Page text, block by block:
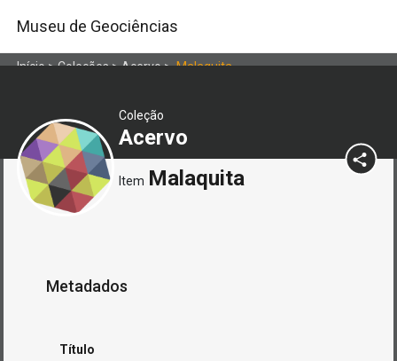
Museu de Geociências
Início>Coleções>Acervo>Malaquita
Coleção
Acervo
Item Malaquita
Metadados
Título